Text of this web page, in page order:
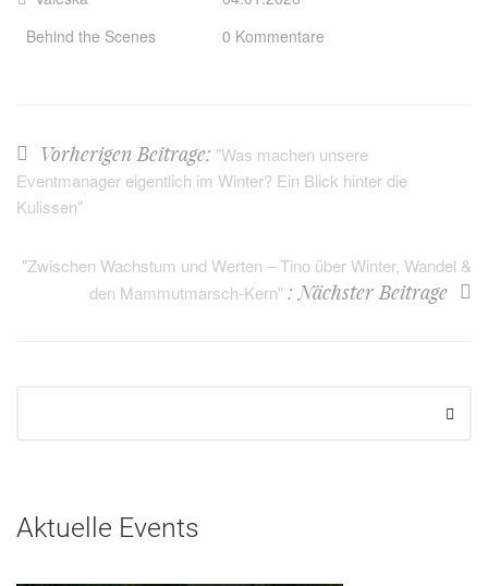
Behind the Scenes
0 Kommentare
Vorherigen Beitrage: "Was machen unsere
Eventmanager eigentlich im Winter? Ein Blick hinter die
Kulissen"
"Zwischen Wachstum und Werten – Tino über Winter, Wandel &
den Mammutmarsch-Kern": Nächster Beitrage
Aktuelle Events